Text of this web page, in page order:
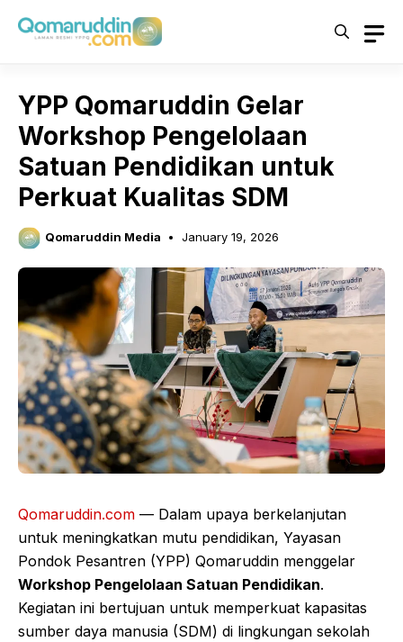
YPP Qomaruddin Gelar
Workshop Pengelolaan
Satuan Pendidikan untuk
Perkuat Kualitas SDM
Qomaruddin Media January 19, 2026
Qomaruddin.com — Dalam upaya berkelanjutan
untuk meningkatkan mutu pendidikan, Yayasan
Pondok Pesantren (YPP) Qomaruddin menggelar
Workshop Pengelolaan Satuan Pendidikan.
Kegiatan ini bertujuan untuk memperkuat kapasitas
sumber daya manusia (SDM) di lingkungan sekolah